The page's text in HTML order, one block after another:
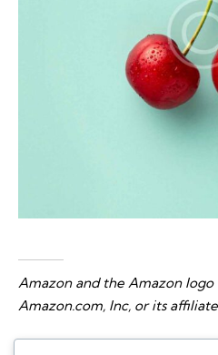
Amazon and the Amazon
Amazon.com, Inc, or its